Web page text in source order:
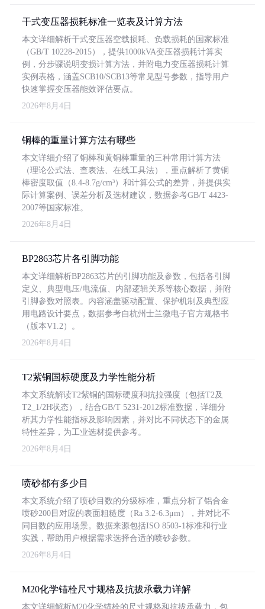
干式变压器损耗标准一览表及计算方法
本文详细解析干式变压器空载损耗、负载损耗的国家标准
（GB/T 10228-2015），提供1000kVA变压器损耗计算实
例，分步骤说明变损计算方法，并附电力变压器损耗计算
实例表格，涵盖SCB10/SCB13等常见型号参数，指导用户
快速掌握变压器能效评估要点。
2026年8月4日
铜棒的重量计算方法有哪些
本文详细介绍了铜棒和黄铜棒重量的三种常用计算方法
（理论公式法、查表法、在线工具法），重点解析了黄铜
棒密度取值（8.4-8.7g/cm³）和计算公式的差异，并提供实
际计算案例、误差分析及选材建议，数据参考GB/T 4423-
2007等国家标准。
2026年8月4日
BP2863芯片各引脚功能
本文详细解析BP2863芯片的引脚功能及参数，包括各引脚
定义、典型电压/电流值、内部逻辑关系等核心数据，并附
引脚参数对照表。内容涵盖驱动配置、保护机制及典型应
用电路设计要点，数据参考自杭州士兰微电子官方规格书
（版本V1.2）。
2026年8月4日
T2紫铜国标硬度及力学性能分析
本文系统解读T2紫铜的国标硬度和抗拉强度（包括T2及
T2_1/2H状态），结合GB/T 5231-2012标准数据，详细分
析其力学性能指标及影响因素，并对比不同状态下的金属
特性差异，为工业选材提供参考。
2026年8月4日
喷砂都有多少目
本文系统介绍了喷砂目数的分级标准，重点分析了铝合金
喷砂200目对应的表面粗糙度（Ra 3.2-6.3μm），并对比不
同目数的应用场景。数据来源包括ISO 8503-1标准和行业
实践，帮助用户根据需求选择合适的喷砂参数。
2026年8月4日
M20化学锚栓尺寸规格及抗拔承载力详解
本文详细解析M20化学锚栓的尺寸规格和抗拔承载力，包